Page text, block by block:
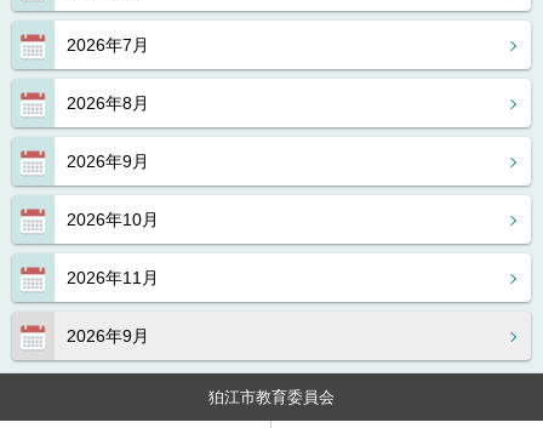
2026年7月
2026年8月
2026年9月
2026年10月
2026年11月
2026年9月
狛江市教育委員会